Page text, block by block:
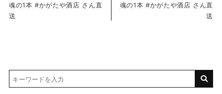
魂の1本 #かがたや酒店 さん直
送
魂の1本 #かがたや酒店 さん直
送